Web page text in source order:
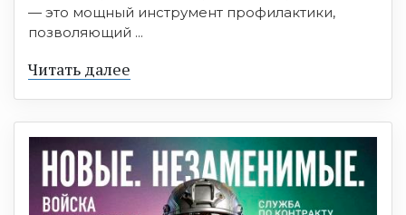
— это мощный инструмент профилактики,
позволяющий ...
Читать далее